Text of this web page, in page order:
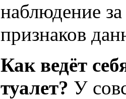
наблюдение
признаков
Как ведёт
туалет? У